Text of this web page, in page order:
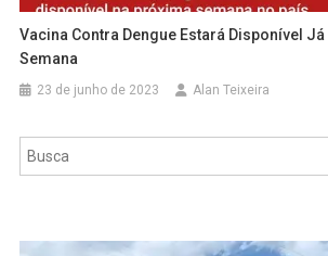
Vacina Contra Dengue Estará Disponível
Semana
23 de junho de 2023 Alan Teixeira
Pesquisar